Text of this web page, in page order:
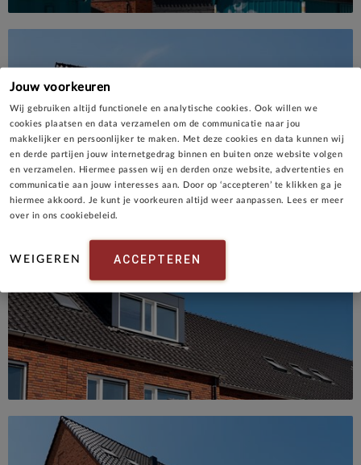
Jouw voorkeuren
Wij gebruiken altijd functionele en analytische cookies. Ook willen we
cookies plaatsen en data verzamelen om de communicatie naar jou
makkelijker en persoonlijker te maken. Met deze cookies en data kunnen wij
en derde partijen jouw internetgedrag binnen en buiten onze website volgen
en verzamelen. Hiermee passen wij en derden onze website, advertenties en
communicatie aan jouw interesses aan. Door op ‘accepteren’ te klikken ga je
hiermee akkoord. Je kunt je voorkeuren altijd weer aanpassen. Lees er meer
over in ons cookiebeleid.
WEIGEREN ACCEPTEREN